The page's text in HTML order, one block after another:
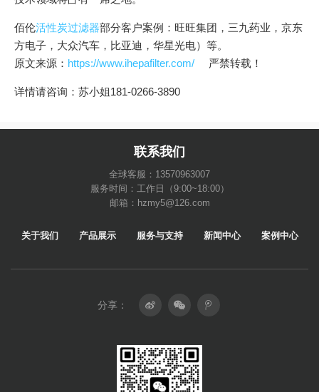
佰伦活性炭过滤器部分客户案例：旺旺集团，三九药业，京东
方电子，大众汽车，比亚迪，华星光电）等。
原文来源： https://www.ihepafilter.com/ 严禁转载！
详情请咨询：苏小姐181-0266-3890
联系我们
全球客服：13570963007
服务时间：工作日（9:00~18:00）
邮箱：hzmy5@126.com
关于我们 产品展示 服务与支持 新闻中心 案例中心
分享：